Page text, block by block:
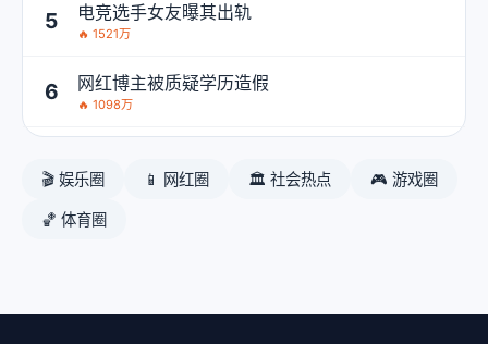
5 电竞选手女友曝其出轨
🔥 1521万
6 网红博主被质疑学历造假
🔥 1098万
🎬 娱乐圈 📱 网红圈 🏛️ 社会热点 🎮 游戏圈
🏀 体育圈